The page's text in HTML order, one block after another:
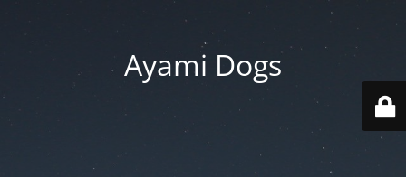
Ayami Dogs